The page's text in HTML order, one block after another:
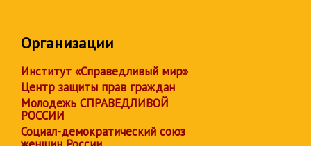
Организации
Институт «Справедливый мир»
Центр защиты прав граждан
Молодежь СПРАВЕДЛИВОЙ
РОССИИ
Социал-демократический союз